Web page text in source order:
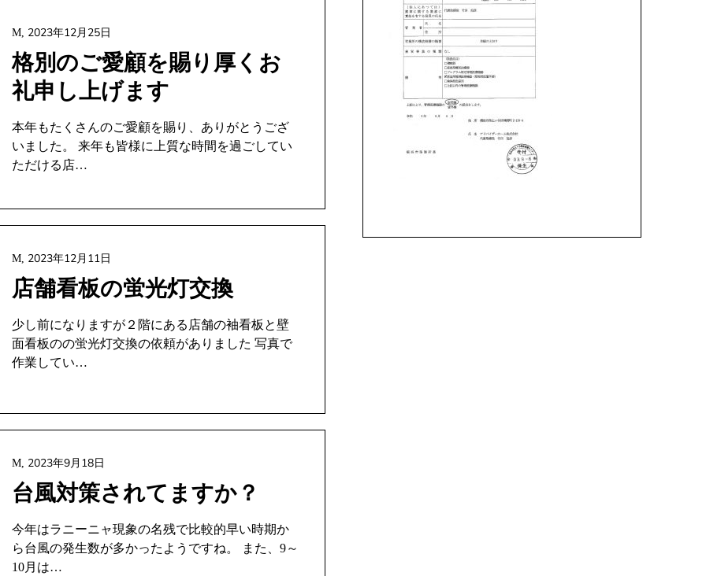
格別のご愛顧を賜り厚くお
礼申し上げます
M, 2023年12月25日
本年もたくさんのご愛顧を賜り、ありがとうござ
いました。 来年も皆様に上質な時間を過ごしてい
ただける店…
店舗看板の蛍光灯交換
M, 2023年12月11日
少し前になりますが２階にある店舗の袖看板と壁
面看板のの蛍光灯交換の依頼がありました 写真で
作業してい…
台風対策されてますか？
M, 2023年9月18日
今年はラニーニャ現象の名残で比較的早い時期か
ら台風の発生数が多かったようですね。 また、9～
10月は…